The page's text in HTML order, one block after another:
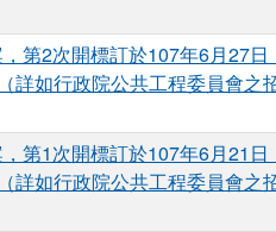
第2次開標訂於107年6月27
如行政院公共工程委員會之
第1次開標訂於107年6月21
如行政院公共工程委員會之